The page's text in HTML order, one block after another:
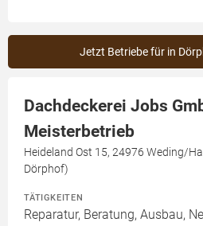
Jetzt Betriebe für in
Dachdeckerei Jobs
Meisterbetrieb
Heideland Ost 15, 24976 Weding/
Dörphof)
TÄTIGKEITEN
Reparatur, Beratung, Ausbau,